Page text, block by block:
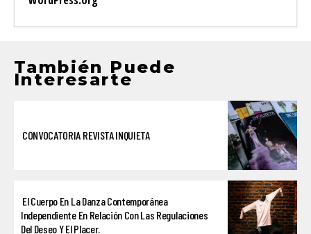
También Puede
Interesarte
CONVOCATORIA REVISTA INQUIETA
El Cuerpo En La Danza Contemporánea
Independiente En Relación Con Las Regulaciones
Del Deseo Y El Placer.